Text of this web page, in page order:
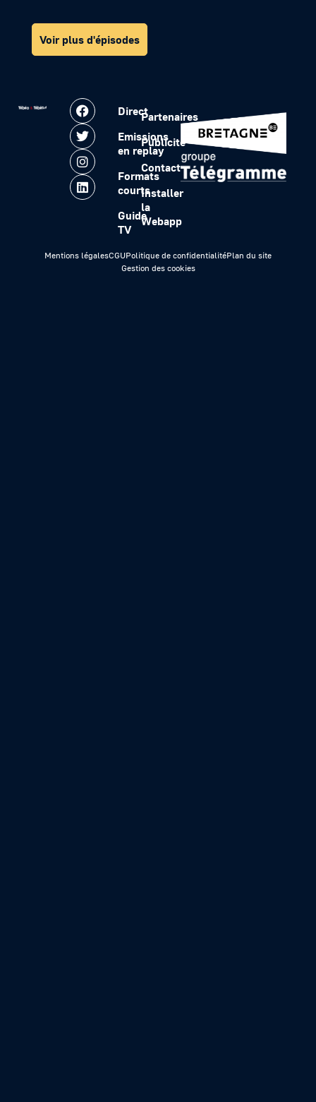
Voir plus d'épisodes
Direct
Emissions
en replay
Formats
courts
Guide
TV
Partenaires
Publicité
Contact
Installer
la
Webapp
Mentions légalesCGUPolitique de confidentialitéPlan du site
Gestion des cookies